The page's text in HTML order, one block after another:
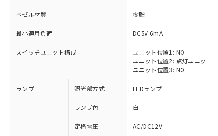
ベゼル材質 樹脂
最小適用負荷 DC5V 6mA
スイッチユニット構成
ユニット位置1: NO
ユニット位置2: 点灯ユニット
ユニット位置3: NO
ランプ 照光部方式 LEDランプ
ランプ色 白
定格電圧 AC/DC12V